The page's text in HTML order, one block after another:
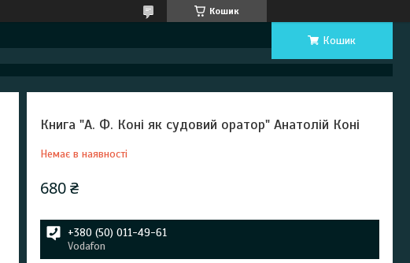
Кошик
Кошик
Книга "А. Ф. Коні як судовий оратор" Анатолій Коні
Немає в наявності
680 ₴
+380 (50) 011-49-61
Vodafon